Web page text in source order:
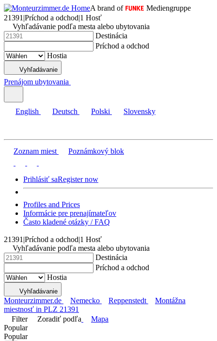
A brand of
Mediengruppe
21391 |Príchod a odchod|1 Hosť
Vyhľadávanie podľa mesta alebo ubytovania
Destinácia
Príchod a odchod
Hostia
Vyhľadávanie
Prenájom ubytovania
English Deutsch Polski Slovensky
Zoznam miest Poznámkový blok
Prihlásiť saRegister now
Profiles and Prices
Informácie pre prenajímateľov
Často kladené otázky / FAQ
21391 |Príchod a odchod|1 Hosť
Vyhľadávanie podľa mesta alebo ubytovania
Destinácia
Príchod a odchod
Hostia
Vyhľadávanie
Monteurzimmer.de Nemecko Reppenstedt
Montážna
miestnosť in PLZ 21391
Filter
Zoradiť podľa
Mapa
Popular
Popular